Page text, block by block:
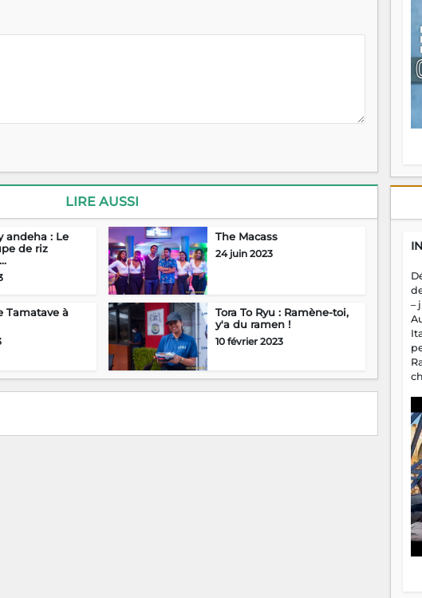
LIRE AUSSI
andeha : Le
de riz
The Macass
24 juin 2023
Tamatave à
Tora To Ryu : Ramène-toi,
y'a du ramen !
10 février 2023
–